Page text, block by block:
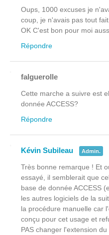
Oups, 1000 excuses je
coup, je n'avais pas tout
OK C'est bon pour moi
Répondre
falguerolle
Cette marche a suivre est
donnée ACCESS?
Répondre
Kévin Subileau Admin.
Très bonne remarque ! Et
essayé, il semblerait que
base de donnée ACCESS
les autres logiciels de la
la procédure manuelle car
conçu pour cet usage et
PAS changer l'extension